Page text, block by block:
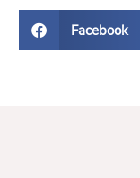
Facebook